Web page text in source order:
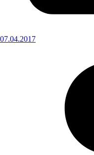
07.04.2017